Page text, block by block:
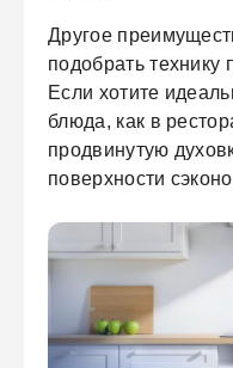
Другое
подобрать
Если хотите
блюда, как в
продвинутую
поверхности